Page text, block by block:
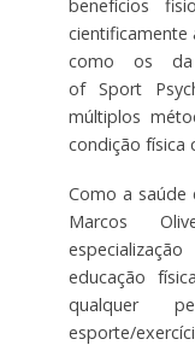
benefícios
cientificamente
como os da
of Sport
múltiplos
condição física
Como a saúde
Marcos
educação
qualquer
esporte/